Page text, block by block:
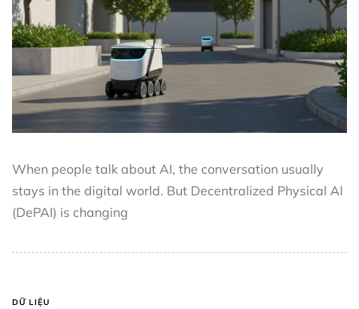
When people talk about AI, the conversation usually
stays in the digital world. But Decentralized Physical AI
(DePAI) is changing
DỮ LIỆU